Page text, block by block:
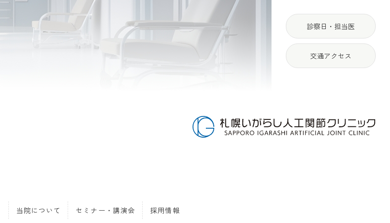
診察日・担当医
交通アクセス
当院について セミナー・講演会 採用情報